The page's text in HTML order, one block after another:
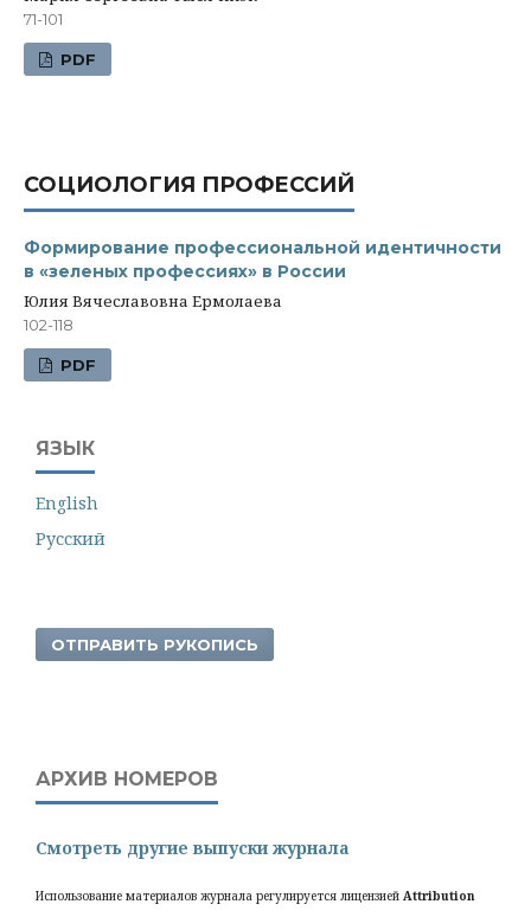
71-101
PDF
СОЦИОЛОГИЯ ПРОФЕССИЙ
Формирование профессиональной идентичности
в «зеленых профессиях» в России
Юлия Вячеславовна Ермолаева
102-118
PDF
ЯЗЫК
English
Русский
ОТПРАВИТЬ РУКОПИСЬ
АРХИВ НОМЕРОВ
Смотреть другие выпуски журнала
Использование материалов журнала регулируется лицензией Attribution